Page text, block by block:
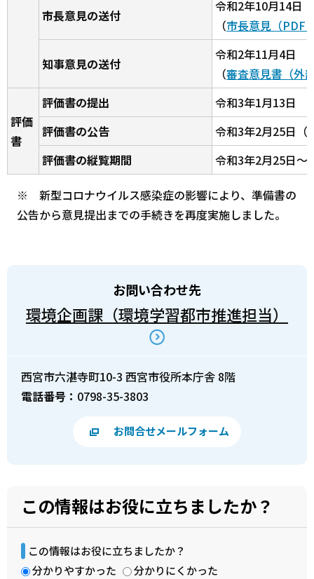
市長意見の送付
令和2年10月14日
（市長意見（PDF
知事意見の送付
令和2年11月4日
（審査意見書（外
評価
書
評価書の提出
令和3年1月13日
評価書の公告
令和3年2月25日（
評価書の縦覧期間
令和3年2月25日～
※ 新型コロナウイルス感染症の影響により、準備書の
公告から意見提出までの手続きを再度実施しました。
お問い合わせ先
環境企画課（環境学習都市推進担当）
西宮市六湛寺町10-3 西宮市役所本庁舎 8階
電話番号： 0798-35-3803
お問合せメールフォーム
この情報はお役に立ちましたか？
この情報はお役に立ちましたか？
分かりやすかった
分かりにくかった